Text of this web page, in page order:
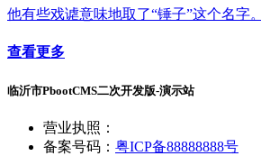
他有些戏谑意味地取了“锤子”这个名字
查看更多
临沂市PbootCMS二次开发版-演示站
营业执照：
备案号码： 粤ICP备88888888号